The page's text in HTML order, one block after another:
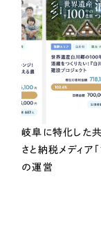
岐阜に特化した
さと納税メディア「
の運営